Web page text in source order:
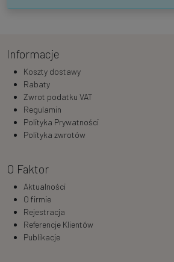
Informacje
Koszty dostawy
Rabaty
Zwrot podatku VAT
Regulamin
Polityka Prywatności
Polityka zwrotów
O Faktor
Aktualności
O firmie
Rejestracja
Referencje Klientów
Publikacje